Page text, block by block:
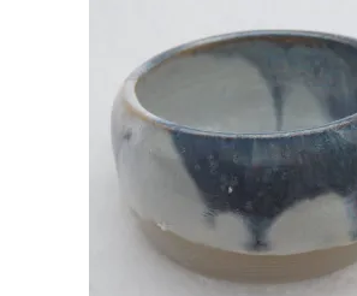
KERAAMILINE
MAIUSTUSTELE